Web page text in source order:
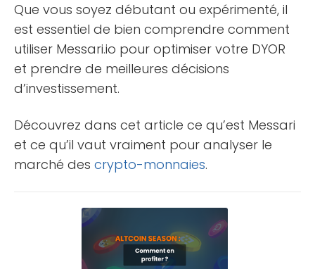
Que vous soyez débutant ou expérimenté, il
est essentiel de bien comprendre comment
utiliser Messari.io pour optimiser votre DYOR
et prendre de meilleures décisions
d’investissement.
Découvrez dans cet article ce qu’est Messari
et ce qu’il vaut vraiment pour analyser le
marché des crypto-monnaies.